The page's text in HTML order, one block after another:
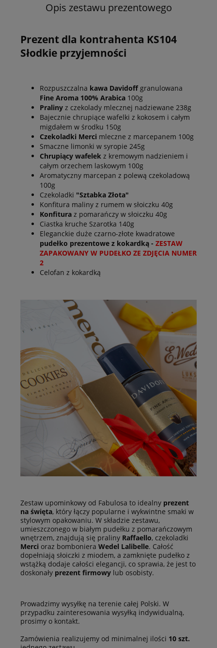
Opis zestawu prezentowego
Prezent dla kontrahenta KS104
Słodkie przyjemności
Rozpuszczalna kawa Davidoffgranulowana
Fine Aroma 100% Arabica 100g
Praliny z czekolady mlecznej nadziewane 238g
Bajecznie chrupiące wafelki z kokosem i całym
migdałem w środku 150g
Czekoladki Merci mleczne z marcepanem 100g
Smaczne limonki w syropie 245g
Chrupiący wafelek z kremowym nadzieniem i
całym orzechem laskowym 100g
Aromatyczny marcepan z polewą czekoladową
100g
Czekoladki "Sztabka Złota"
Konfitura maliny z rumem w słoiczku 40g
Konfitura z pomarańczy w słoiczku 40g
Ciastka kruche Szarotka 140g
Eleganckie duże czarno-złote kwadratowe
pudełko prezentowe z kokardką - ZESTAW
ZAPAKOWANY W PUDEŁKO ZE ZDJĘCIA NUMER
2
Celofan z kokardką
Zestaw upominkowy od Fabulosa to idealny prezent
na święta, który łączy popularne i wykwintne smaki w
stylowym opakowaniu. W składzie zestawu,
umieszczonego w białym pudełku z pomarańczowym
wnętrzem, znajdują się praliny Raffaello, czekoladki
Merci oraz bomboniera Wedel Lalibelle. Całość
dopełniają słoiczki z miodem, a zamknięte pudełko z
wstążką dodaje całości elegancji, co sprawia, że jest to
doskonały prezent firmowy lub osobisty.
Prowadzimy wysyłkę na terenie całej Polski. W
przypadku zainteresowania wysyłką indywidualną,
prosimy o kontakt.
Zamówienia realizujemy od minimalnej ilości 10 szt.